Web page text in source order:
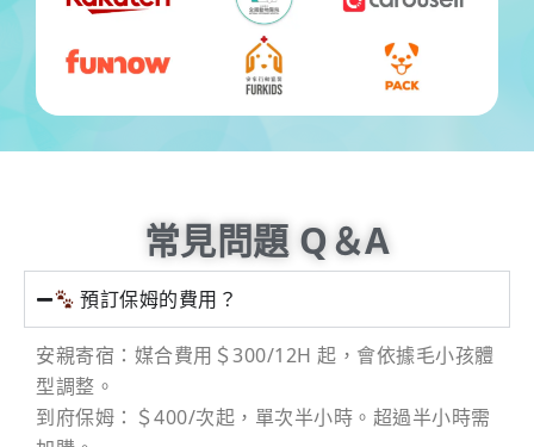
常見問題 Q＆A
預訂保姆的費用？
安親寄宿：媒合費用＄300/12H 起，會依據毛小孩體
型調整。
到府保姆：＄400/次起，單次半小時。超過半小時需